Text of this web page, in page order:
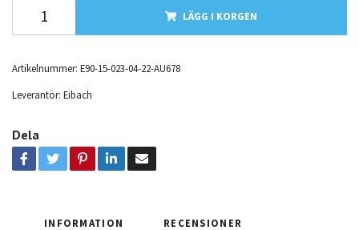
LÄGG I KORGEN
Artikelnummer: E90-15-023-04-22-AU678
Leverantör: Eibach
Dela
INFORMATION RECENSIONER